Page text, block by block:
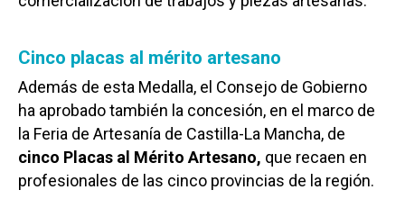
Cinco placas al mérito artesano
Además de esta Medalla, el Consejo de Gobierno
ha aprobado también la concesión, en el marco de
la Feria de Artesanía de Castilla-La Mancha, de
cinco Placas al Mérito Artesano, que recaen en
profesionales de las cinco provincias de la región.